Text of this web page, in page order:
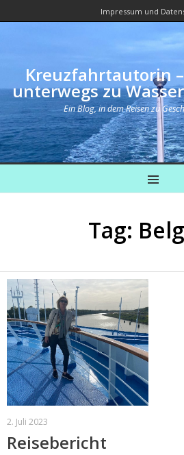
Impressum und
Kreuzfahrtautorin
unterwegs zu
Ein Blog, in dem Reisen zu
MENU
Tag:
2. Juli 2023
Reisebericht